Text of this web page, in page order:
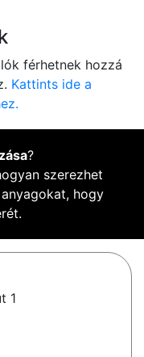
férhetnek hozzá
Kattints ide a
?
szerezhet
hogy
1